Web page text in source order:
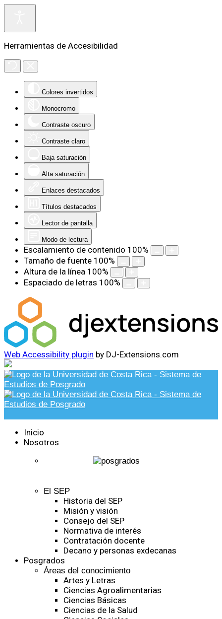
Herramientas de Accesibilidad
Colores invertidos
Monocromo
Contraste oscuro
Contraste claro
Baja saturación
Alta saturación
Enlaces destacados
Títulos destacados
Lector de pantalla
Modo de lectura
Escalamiento de contenido 100%
Tamaño de fuente 100%
Altura de la línea 100%
Espaciado de letras 100%
Web Accessibility plugin by DJ-Extensions.com
Inicio
Nosotros
El SEP
Historia del SEP
Misión y visión
Consejo del SEP
Normativa de interés
Contratación docente
Decano y personas exdecanas
Posgrados
Áreas del conocimiento
Artes y Letras
Ciencias Agroalimentarias
Ciencias Básicas
Ciencias de la Salud